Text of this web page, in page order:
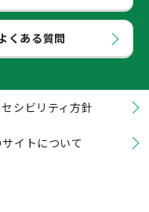
くある質問
シビリティ方針
サイトについて